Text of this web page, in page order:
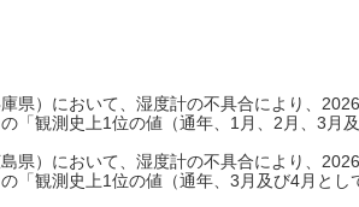
県）において、湿度計の不具合により、
「観測史上1位の値（通年、1月、2月、3月
県）において、湿度計の不具合により、
「観測史上1位の値（通年、3月及び4月と